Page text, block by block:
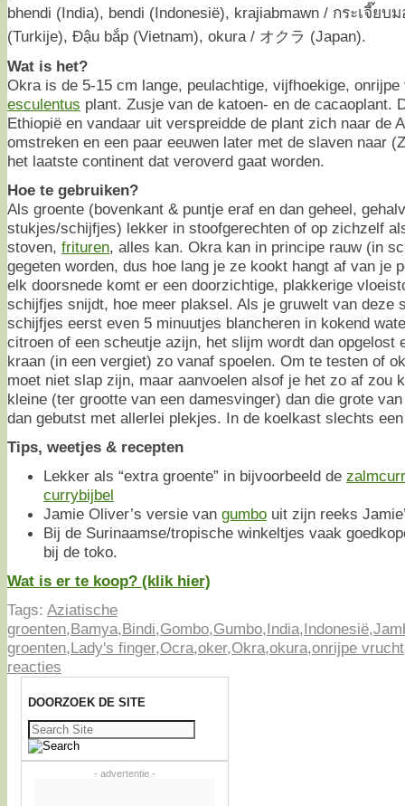
bhendi (India), bendi (Indonesië), krajiabmawn / กระเจี๊ยบ
(Turkije), Đậu bắp (Vietnam), okura / オクラ (Japan).
Wat is het?
Okra is de 5-15 cm lange, peulachtige, vijfhoekige,
esculentus plant. Zusje van de katoen- en de cacaoplant.
Ethiopië en vandaar uit verspreidde de plant zich naar de
omstreken en een paar eeuwen later met de slaven naar
het laatste continent dat veroverd gaat worden.
Hoe te gebruiken?
Als groente (bovenkant & puntje eraf en dan geheel,
stukjes/schijfjes) lekker in stoofgerechten of op zichzelf
stoven, frituren, alles kan. Okra kan in principe rauw (in
gegeten worden, dus hoe lang je ze kookt hangt af van je
elk doorsnede komt er een doorzichtige, plakkerige
schijfjes snijdt, hoe meer plaksel. Als je gruwelt van deze
schijfjes eerst even 5 minuutjes blancheren in kokend
citroen of een scheutje azijn, het slijm wordt dan opgelost
kraan (in een vergiet) zo vanaf spoelen. Om te testen of
moet niet slap zijn, maar aanvoelen alsof je het zo af zou
kleine (ter grootte van een damesvinger) dan die grote
dan gebutst met allerlei plekjes. In de koelkast slechts
Tips, weetjes & recepten
Lekker als “extra groente” in bijvoorbeeld de
currybijbel
Jamie Oliver’s versie van gumbo uit zijn reeks
Bij de Surinaamse/tropische winkeltjes vaak
bij de toko.
Wat is er te koop? (klik hier)
Tags: Aziatische
groenten,Bamya,Bindi,Gombo,Gumbo,India,Indonesië,
groenten,Lady's finger,Ocra,oker,Okra,okura,onrijpe vrucht
reacties
DOORZOEK DE SITE
Zoeken
naar:
- advertentie -